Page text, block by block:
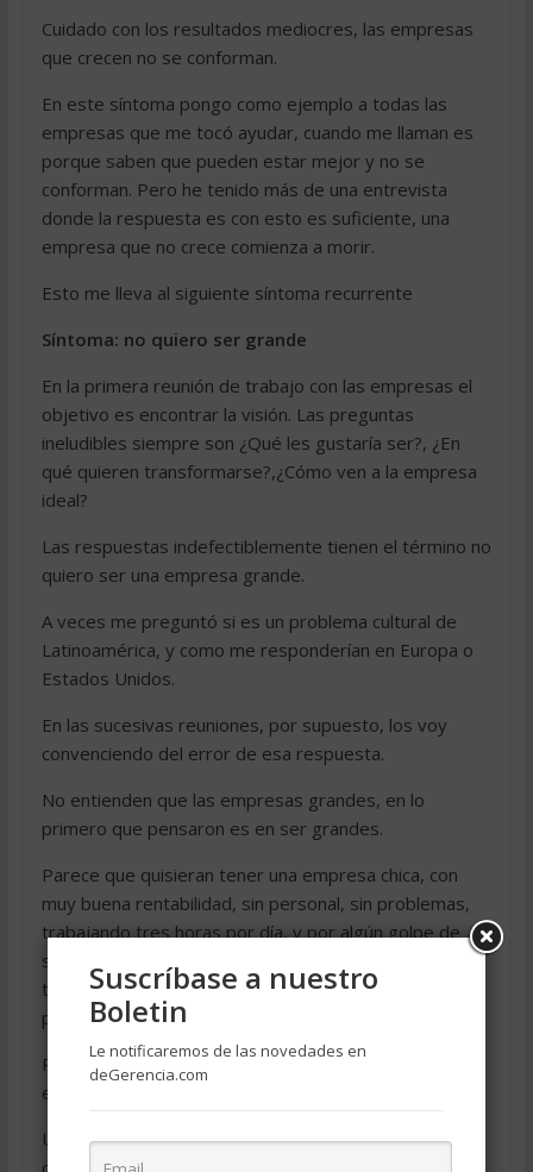
Cuidado con los resultados mediocres, las empresas
que crecen no se conforman.
En este síntoma pongo como ejemplo a todas las
empresas que me tocó ayudar, cuando me llaman es
porque saben que pueden estar mejor y no se
conforman. Pero he tenido más de una entrevista
donde la respuesta es con esto es suficiente, una
empresa que no crece comienza a morir.
Esto me lleva al siguiente síntoma recurrente
Síntoma: no quiero ser grande
En la primera reunión de trabajo con las empresas el
objetivo es encontrar la visión. Las preguntas
ineludibles siempre son ¿Qué les gustaría ser?, ¿En
qué quieren transformarse?,¿Cómo ven a la empresa
ideal?
Las respuestas indefectiblemente tienen el término no
quiero ser una empresa grande.
A veces me preguntó si es un problema cultural de
Latinoamérica, y como me responderían en Europa o
Estados Unidos.
En las sucesivas reuniones, por supuesto, los voy
convenciendo del error de esa respuesta.
No entienden que las empresas grandes, en lo
primero que pensaron es en ser grandes.
Parece que quisieran tener una empresa chica, con
muy buena rentabilidad, sin personal, sin problemas,
trabajando tres horas por día, y por algún golpe de
suerte, o porque alguien lo decide, que no son ellos,
transformarse en Microsoft o Coca Cola, y esto no es
posible.
Por otro lado admiran a los que hicieron posible esas
empresas.
Un empresario debe siempre querer ser grande, y no
con un objetivo exclusivamente económico sino de
Suscríbase a nuestro
Boletin
Le notificaremos de las novedades en
deGerencia.com